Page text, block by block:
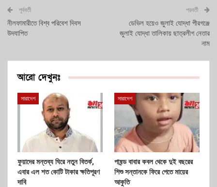
পূর্ববর্তী
নীলফামারীতে বিশ্ব পরিবেশ দিবস
উদযাপিত
পরবর্তী
ডেভিল হয়েও জুলাই যোদ্ধা পীরগঞ্জে
জুলাই যোদ্ধা তালিকায় ছাত্রলীগ নেতার
নাম
আরো দেখুনঃ
সারাদেশ
ফুয়াদের মন্তব্য ঘিরে নতুন বিতর্ক,
এবার এল শত কোটি টাকার ক্ষতিপূরণ
দাবি
সারাদেশ
পাষন্ড বাবার কবল থেকে দুই বছরের
শিশু সন্তানকে ফিরে পেতে মায়ের
আকুতি